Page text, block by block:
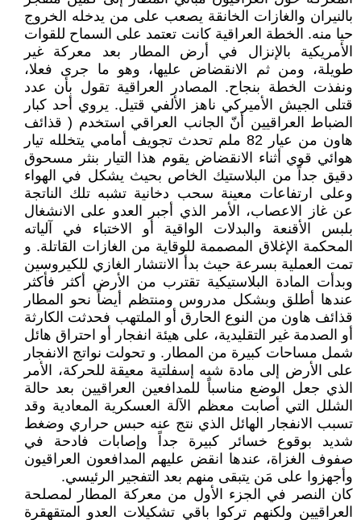
بالنيران والغازات الخانقة يصعب على من يدخله الخروج
حيا منه. الخطة العراقية كانت تعتمد على السماح للقوات
الأمريكية بالإنزال في أرض المطار بعد معركة غير
طويلة، ومن ثم الانقضاض عليها، وهو ما جرى فعلا،
ونفذت الخطة بنجاح. المصادر العراقية تقول بأن عدد
قتلى الجيش الأميركي ناهز الألفي قتيل. يروي أحد كبار
الضباط العراقيين أنّ الجانب العراقي استخدم ( قذائف
هاون من عيار 82 ملم تحدث تجويف أمامي يتخلله تيار
هوائي قوي أثناء الانقضاض يقوم هذا التيار بنثر مسحوق
دقيق جداً من البلاستيك الخاص بحيث يشكل في الهواء
وعلى ارتفاعات معينة سحب دخانية تشبه تلك الناتجة
عن غاز الاعصاب، الأمر الذي أجبر العدو على الانشغال
بلبس الأقنعة والبدلات الواقية أو الاختباء في آلياته
المحكمة الإغلاق المصممة للوقاية من الغازات القاتلة. و
تمت العملية بسرعة حيث بدأ الانتشار الغازي للكيروسين
وبدأت المادة البلاستيكية تقترب من الأرض أكثر فأكثر
عندها أطلق وبشكل مدروس ومنتظم أيضاً نحو المطار
قذائف هاون من النوع الحارق أو الملتهب فحدثت الكارثة
أو الصدمة غير التقليدية، على هيئة انفجار أو احتراق هائل
شمل مساحات كبيرة من المطار. و تحولت نواتج الانفجار
على الأرض إلى مادة شبه إسفلتية معيقة للحركة، الأمر
الذي جعل الوضع مناسباً للمدافعين العراقيين بعد حالة
الشلل التي أصابت معظم الآلة العسكرية المعادية وقد
تسبب الانفجار الهائل الذي نتج عنه حبس حراري وضغط
شديد بوقوع خسائر كبيرة جداً وإصابات فادحة في
صفوف الغزاة، عندها انقض عليهم المدافعون العراقيون
وأجهزوا على مَن يتبقى منهم بعد التفجير الرئيسي.
كان النصر في الجزء الأول من معركة المطار لمصلحة
العراقيين ولكنهم تركوا باقي تشكيلات العدو المتقهقرة